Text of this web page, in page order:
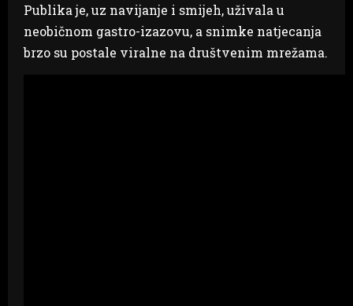
Publika je, uz navijanje i smijeh, uživala u
neobičnom gastro-izazovu, a snimke natjecanja
brzo su postale viralne na društvenim mrežama.